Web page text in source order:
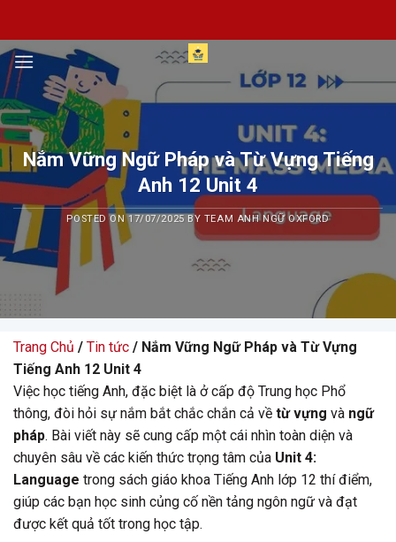
content
Nắm Vững Ngữ Pháp và Từ Vựng Tiếng
Anh 12 Unit 4
POSTED ON17/07/2025 BY TEAM ANH NGỮ OXFORD
Trang Chủ / Tin tức / Nắm Vững Ngữ Pháp và Từ Vựng
Tiếng Anh 12 Unit 4
Việc học tiếng Anh, đặc biệt là ở cấp độ Trung học Phổ
thông, đòi hỏi sự nắm bắt chắc chắn cả về từ vựng và ngữ
pháp. Bài viết này sẽ cung cấp một cái nhìn toàn diện và
chuyên sâu về các kiến thức trọng tâm của Unit 4:
Language trong sách giáo khoa Tiếng Anh lớp 12 thí điểm,
giúp các bạn học sinh củng cố nền tảng ngôn ngữ và đạt
được kết quả tốt trong học tập.